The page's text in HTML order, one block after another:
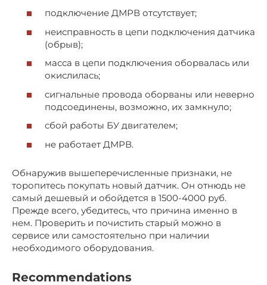
подключение ДМРВ отсутствует;
неисправность в цепи подключения датчика
(обрыв);
масса в цепи подключения оборвалась или
окислилась;
сигнальные провода оборваны или неверно
подсоединены, возможно, их замкнуло;
сбой работы БУ двигателем;
не работает ДМРВ.
Обнаружив вышеперечисленные признаки, не
торопитесь покупать новый датчик. Он отнюдь не
самый дешевый и обойдется в 1500-4000 руб.
Прежде всего, убедитесь, что причина именно в
нем. Проверить и почистить старый можно в
сервисе или самостоятельно при наличии
необходимого оборудования.
Recommendations